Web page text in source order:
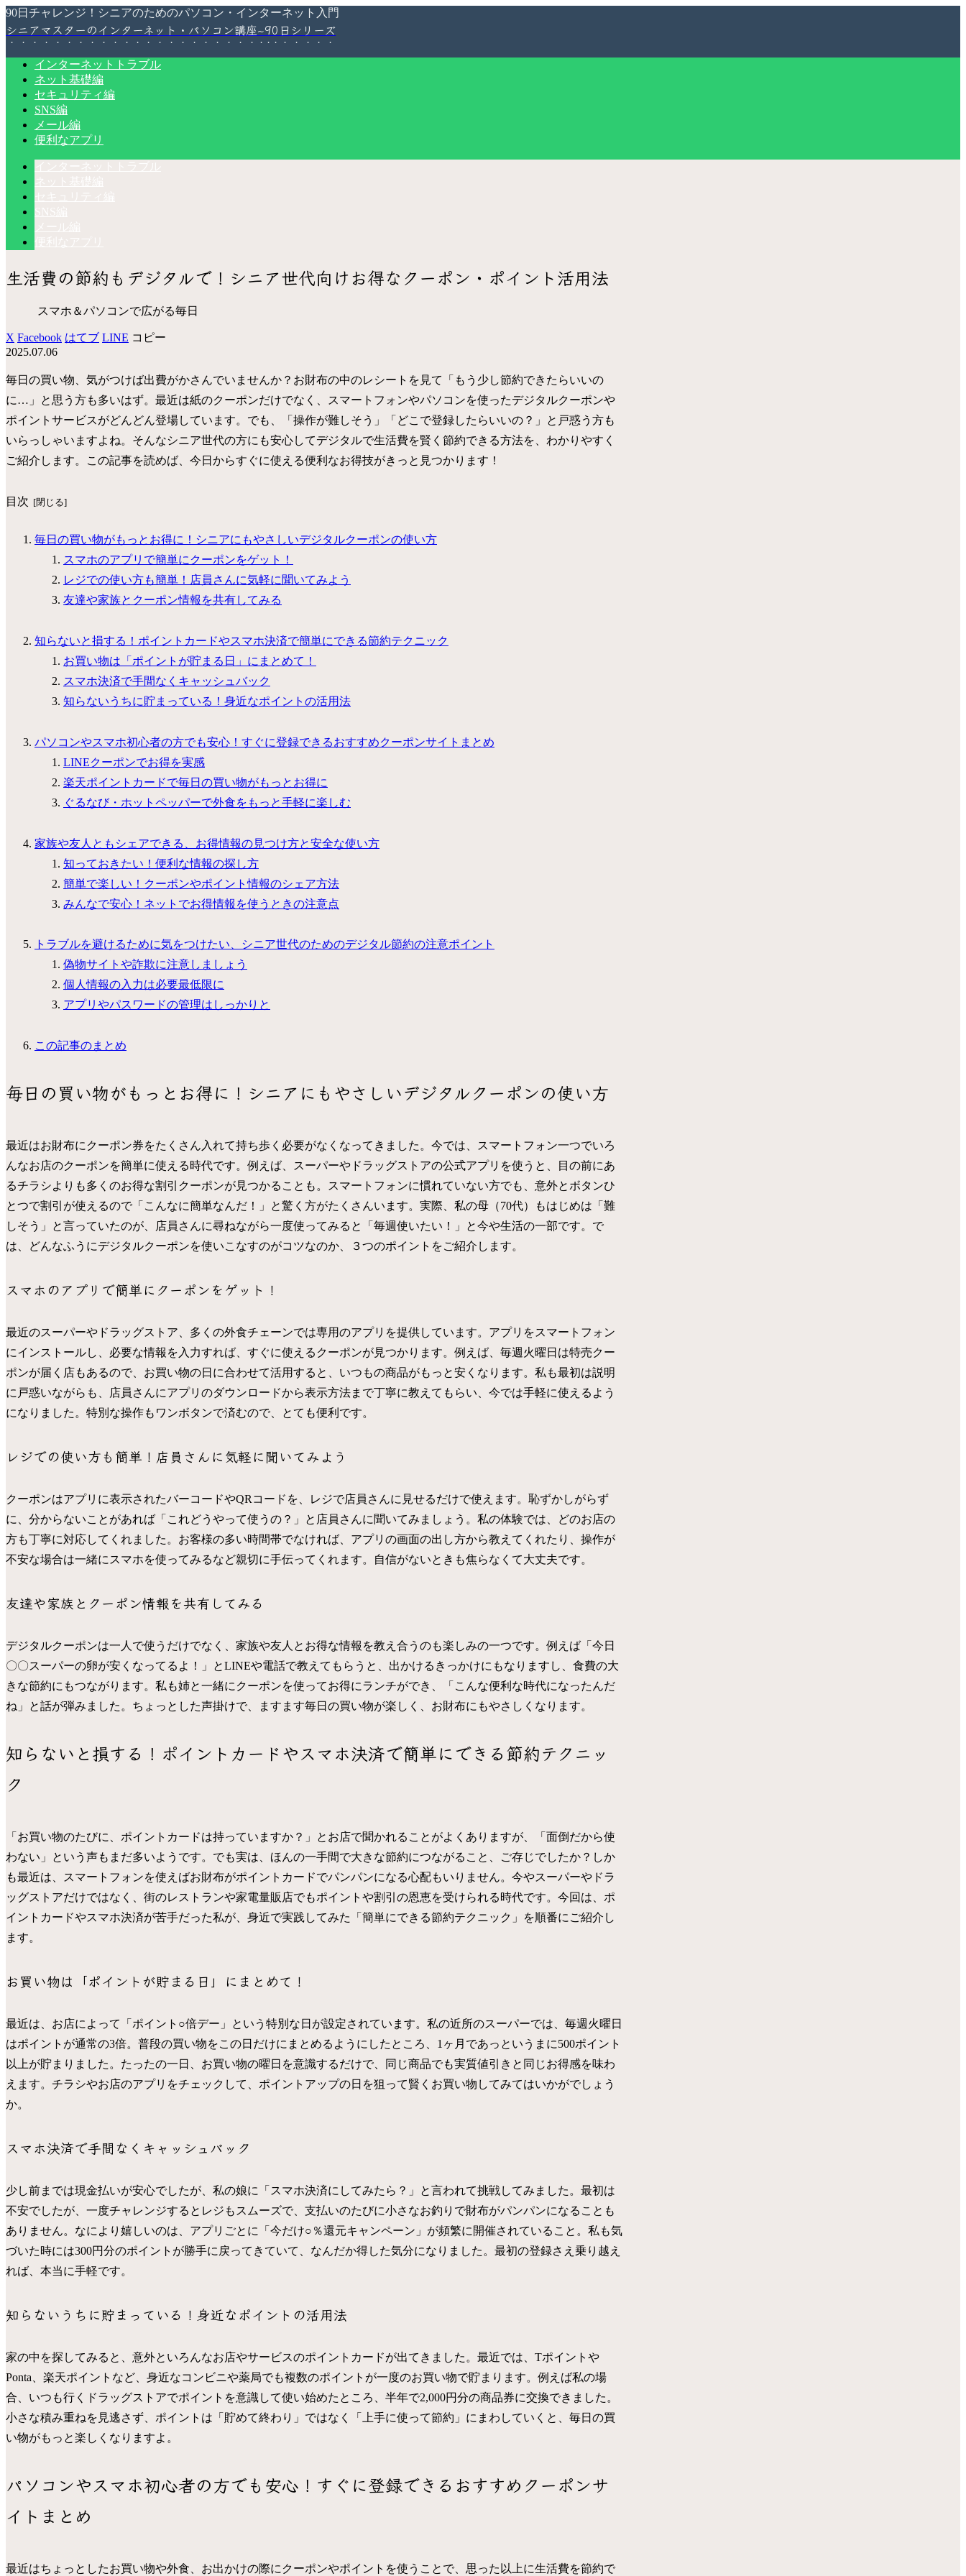
90日チャレンジ！シニアのためのパソコン・インターネット入門
シニアマスターのインターネット・パソコン講座~90日シリーズ
インターネットトラブル
ネット基礎編
セキュリティ編
SNS編
メール編
便利なアプリ
生活費の節約もデジタルで！シニア世代向けお得なクーポン・ポイント活用法
スマホ＆パソコンで広がる毎日
X Facebook はてブ LINE コピー
2025.07.06
毎日の買い物、気がつけば出費がかさんでいませんか？お財布の中のレシートを見て「もう少し節約できたらいいの
に…」と思う方も多いはず。最近は紙のクーポンだけでなく、スマートフォンやパソコンを使ったデジタルクーポンや
ポイントサービスがどんどん登場しています。でも、「操作が難しそう」「どこで登録したらいいの？」と戸惑う方も
いらっしゃいますよね。そんなシニア世代の方にも安心してデジタルで生活費を賢く節約できる方法を、わかりやすく
ご紹介します。この記事を読めば、今日からすぐに使える便利なお得技がきっと見つかります！
目次
毎日の買い物がもっとお得に！シニアにもやさしいデジタルクーポンの使い方
スマホのアプリで簡単にクーポンをゲット！
レジでの使い方も簡単！店員さんに気軽に聞いてみよう
友達や家族とクーポン情報を共有してみる
知らないと損する！ポイントカードやスマホ決済で簡単にできる節約テクニック
お買い物は「ポイントが貯まる日」にまとめて！
スマホ決済で手間なくキャッシュバック
知らないうちに貯まっている！身近なポイントの活用法
パソコンやスマホ初心者の方でも安心！すぐに登録できるおすすめクーポンサイトまとめ
LINEクーポンでお得を実感
楽天ポイントカードで毎日の買い物がもっとお得に
ぐるなび・ホットペッパーで外食をもっと手軽に楽しむ
家族や友人ともシェアできる、お得情報の見つけ方と安全な使い方
知っておきたい！便利な情報の探し方
簡単で楽しい！クーポンやポイント情報のシェア方法
みんなで安心！ネットでお得情報を使うときの注意点
トラブルを避けるために気をつけたい、シニア世代のためのデジタル節約の注意ポイント
偽物サイトや詐欺に注意しましょう
個人情報の入力は必要最低限に
アプリやパスワードの管理はしっかりと
この記事のまとめ
毎日の買い物がもっとお得に！シニアにもやさしいデジタルクーポンの使い方
最近はお財布にクーポン券をたくさん入れて持ち歩く必要がなくなってきました。今では、スマートフォン一つでいろ
んなお店のクーポンを簡単に使える時代です。例えば、スーパーやドラッグストアの公式アプリを使うと、目の前にあ
るチラシよりも多くのお得な割引クーポンが見つかることも。スマートフォンに慣れていない方でも、意外とボタンひ
とつで割引が使えるので「こんなに簡単なんだ！」と驚く方がたくさんいます。実際、私の母（70代）もはじめは「難
しそう」と言っていたのが、店員さんに尋ねながら一度使ってみると「毎週使いたい！」と今や生活の一部です。で
は、どんなふうにデジタルクーポンを使いこなすのがコツなのか、３つのポイントをご紹介します。
スマホのアプリで簡単にクーポンをゲット！
最近のスーパーやドラッグストア、多くの外食チェーンでは専用のアプリを提供しています。アプリをスマートフォン
にインストールし、必要な情報を入力すれば、すぐに使えるクーポンが見つかります。例えば、毎週火曜日は特売クー
ポンが届く店もあるので、お買い物の日に合わせて活用すると、いつもの商品がもっと安くなります。私も最初は説明
に戸惑いながらも、店員さんにアプリのダウンロードから表示方法まで丁寧に教えてもらい、今では手軽に使えるよう
になりました。特別な操作もワンボタンで済むので、とても便利です。
レジでの使い方も簡単！店員さんに気軽に聞いてみよう
クーポンはアプリに表示されたバーコードやQRコードを、レジで店員さんに見せるだけで使えます。恥ずかしがらず
に、分からないことがあれば「これどうやって使うの？」と店員さんに聞いてみましょう。私の体験では、どのお店の
方も丁寧に対応してくれました。お客様の多い時間帯でなければ、アプリの画面の出し方から教えてくれたり、操作が
不安な場合は一緒にスマホを使ってみるなど親切に手伝ってくれます。自信がないときも焦らなくて大丈夫です。
友達や家族とクーポン情報を共有してみる
デジタルクーポンは一人で使うだけでなく、家族や友人とお得な情報を教え合うのも楽しみの一つです。例えば「今日
〇〇スーパーの卵が安くなってるよ！」とLINEや電話で教えてもらうと、出かけるきっかけにもなりますし、食費の大
きな節約にもつながります。私も姉と一緒にクーポンを使ってお得にランチができ、「こんな便利な時代になったんだ
ね」と話が弾みました。ちょっとした声掛けで、ますます毎日の買い物が楽しく、お財布にもやさしくなります。
知らないと損する！ポイントカードやスマホ決済で簡単にできる節約テクニッ
ク
「お買い物のたびに、ポイントカードは持っていますか？」とお店で聞かれることがよくありますが、「面倒だから使
わない」という声もまだ多いようです。でも実は、ほんの一手間で大きな節約につながること、ご存じでしたか？しか
も最近は、スマートフォンを使えばお財布がポイントカードでパンパンになる心配もいりません。今やスーパーやドラ
ッグストアだけではなく、街のレストランや家電量販店でもポイントや割引の恩恵を受けられる時代です。今回は、ポ
イントカードやスマホ決済が苦手だった私が、身近で実践してみた「簡単にできる節約テクニック」を順番にご紹介し
ます。
お買い物は「ポイントが貯まる日」にまとめて！
最近は、お店によって「ポイント○倍デー」という特別な日が設定されています。私の近所のスーパーでは、毎週火曜日
はポイントが通常の3倍。普段の買い物をこの日だけにまとめるようにしたところ、1ヶ月であっというまに500ポイント
以上が貯まりました。たったの一日、お買い物の曜日を意識するだけで、同じ商品でも実質値引きと同じお得感を味わ
えます。チラシやお店のアプリをチェックして、ポイントアップの日を狙って賢くお買い物してみてはいかがでしょう
か。
スマホ決済で手間なくキャッシュバック
少し前までは現金払いが安心でしたが、私の娘に「スマホ決済にしてみたら？」と言われて挑戦してみました。最初は
不安でしたが、一度チャレンジするとレジもスムーズで、支払いのたびに小さなお釣りで財布がパンパンになることも
ありません。なにより嬉しいのは、アプリごとに「今だけ○％還元キャンペーン」が頻繁に開催されていること。私も気
づいた時には300円分のポイントが勝手に戻ってきていて、なんだか得した気分になりました。最初の登録さえ乗り越え
れば、本当に手軽です。
知らないうちに貯まっている！身近なポイントの活用法
家の中を探してみると、意外といろんなお店やサービスのポイントカードが出てきました。最近では、Tポイントや
Ponta、楽天ポイントなど、身近なコンビニや薬局でも複数のポイントが一度のお買い物で貯まります。例えば私の場
合、いつも行くドラッグストアでポイントを意識して使い始めたところ、半年で2,000円分の商品券に交換できました。
小さな積み重ねを見逃さず、ポイントは「貯めて終わり」ではなく「上手に使って節約」にまわしていくと、毎日の買
い物がもっと楽しくなりますよ。
パソコンやスマホ初心者の方でも安心！すぐに登録できるおすすめクーポンサ
イトまとめ
最近はちょっとしたお買い物や外食、お出かけの際にクーポンやポイントを使うことで、思った以上に生活費を節約で